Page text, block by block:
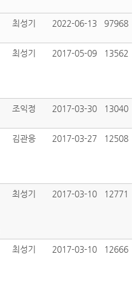
최성기 2022-06-13 97968
최성기 2017-05-09 13562
조익정 2017-03-30 13040
김관응 2017-03-27 12508
최성기 2017-03-10 12771
최성기 2017-03-10 12666